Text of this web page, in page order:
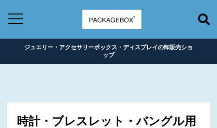
ジュエリー・アクセサリーボックス・ディスプレイの卸販売ショ
ップ
時計・ブレスレット・バングル用